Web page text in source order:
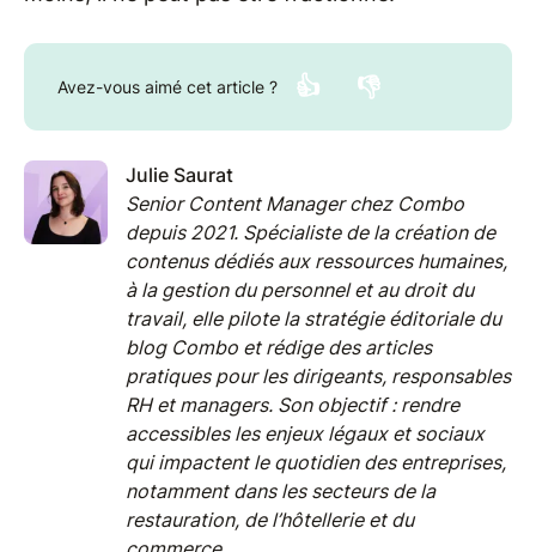
Avez-vous aimé cet article ? 👍 👎
Julie Saurat
Senior Content Manager chez Combo
depuis 2021. Spécialiste de la création de
contenus dédiés aux ressources humaines,
à la gestion du personnel et au droit du
travail, elle pilote la stratégie éditoriale du
blog Combo et rédige des articles
pratiques pour les dirigeants, responsables
RH et managers. Son objectif : rendre
accessibles les enjeux légaux et sociaux
qui impactent le quotidien des entreprises,
notamment dans les secteurs de la
restauration, de l’hôtellerie et du